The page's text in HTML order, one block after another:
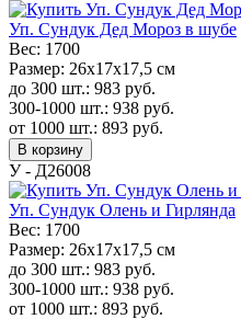
Уп. Сундук Дед Мороз в шубе
Вес: 1700
Размер: 26х17х17,5 см
до 300 шт.: 983 руб.
300-1000 шт.: 938 руб.
от 1000 шт.: 893 руб.
В корзину
У - Д26008
Уп. Сундук Олень и Гирлянда
Вес: 1700
Размер: 26х17х17,5 см
до 300 шт.: 983 руб.
300-1000 шт.: 938 руб.
от 1000 шт.: 893 руб.